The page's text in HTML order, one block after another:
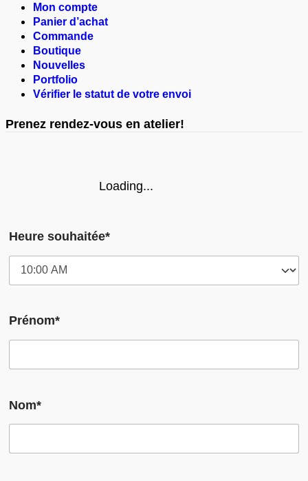
Mon compte
Panier d’achat
Commande
Boutique
Nouvelles
Portfolio
Vérifier le statut de votre envoi
Prenez rendez-vous en atelier!
Loading...
Heure souhaitée*
Prénom*
Nom*